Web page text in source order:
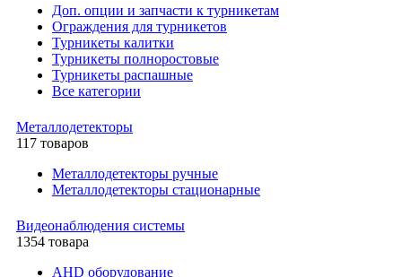
Доп. опции и запчасти к турникетам
Ограждения для турникетов
Турникеты калитки
Турникеты полноростовые
Турникеты распашные
Все категории
Металлодетекторы
117 товаров
Металлодетекторы ручные
Металлодетекторы стационарные
Видеонаблюдения cистемы
1354 товара
AHD оборудование